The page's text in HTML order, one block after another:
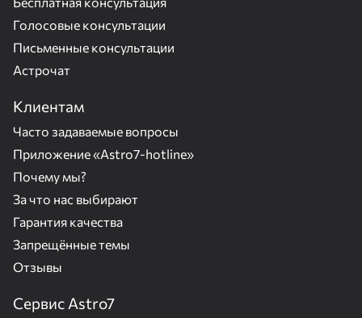
Голосовые консультации
Письменные консультации
Астрочат
Клиентам
Часто задаваемые вопросы
Приложение «Astro7-hotline»
Почему мы?
За что нас выбирают
Гарантия качества
Запрещённые темы
Отзывы
Сервис Astro7